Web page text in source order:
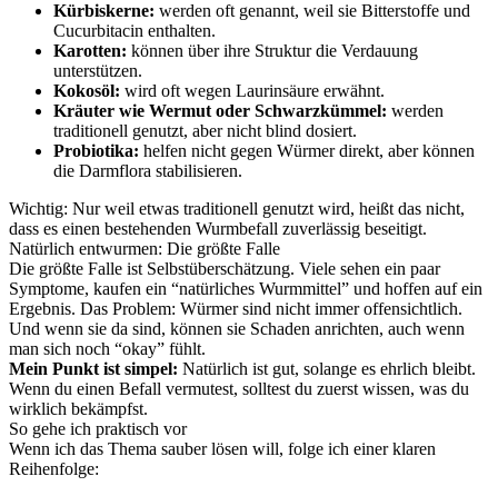
Kürbiskerne: werden oft genannt, weil sie Bitterstoffe und
Cucurbitacin enthalten.
Karotten: können über ihre Struktur die Verdauung
unterstützen.
Kokosöl: wird oft wegen Laurinsäure erwähnt.
Kräuter wie Wermut oder Schwarzkümmel: werden
traditionell genutzt, aber nicht blind dosiert.
Probiotika: helfen nicht gegen Würmer direkt, aber können
die Darmflora stabilisieren.
Wichtig: Nur weil etwas traditionell genutzt wird, heißt das nicht,
dass es einen bestehenden Wurmbefall zuverlässig beseitigt.
Natürlich entwurmen: Die größte Falle
Die größte Falle ist Selbstüberschätzung. Viele sehen ein paar
Symptome, kaufen ein “natürliches Wurmmittel” und hoffen auf ein
Ergebnis. Das Problem: Würmer sind nicht immer offensichtlich.
Und wenn sie da sind, können sie Schaden anrichten, auch wenn
man sich noch “okay” fühlt.
Mein Punkt ist simpel: Natürlich ist gut, solange es ehrlich bleibt.
Wenn du einen Befall vermutest, solltest du zuerst wissen, was du
wirklich bekämpfst.
So gehe ich praktisch vor
Wenn ich das Thema sauber lösen will, folge ich einer klaren
Reihenfolge: